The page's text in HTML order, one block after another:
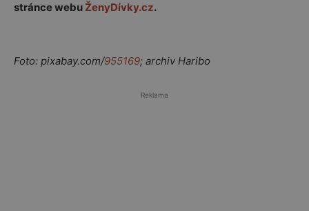
stránce webu ŽenyDívky.cz.
Foto: pixabay.com/955169; archiv Haribo
Reklama